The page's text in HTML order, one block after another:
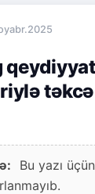
Bu yazı